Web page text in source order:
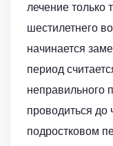
лечение только
шестилетнего
начинается
период
неправильного
проводиться до
подростковом